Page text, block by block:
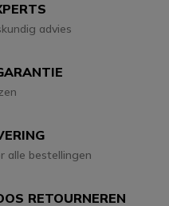
advies
alle bestellingen
RETOURNEREN